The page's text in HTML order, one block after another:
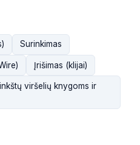
Surinkimas
Įrišimas (klijai)
viršelių knygoms ir